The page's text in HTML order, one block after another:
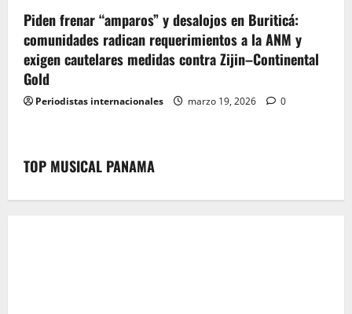
Piden frenar “amparos” y desalojos en Buriticá:
comunidades radican requerimientos a la ANM y
exigen cautelares medidas contra Zijin–Continental
Gold
Periodistas internacionales marzo 19, 2026 0
TOP MUSICAL PANAMA